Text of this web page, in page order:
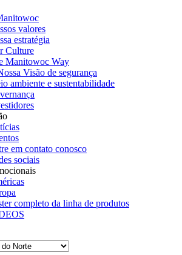
valores
estratégia
Culture
Manitowoc Way
Visão de segurança
ambiente e sustentabilidade
em contato conosco
sociais
completo da linha de produtos